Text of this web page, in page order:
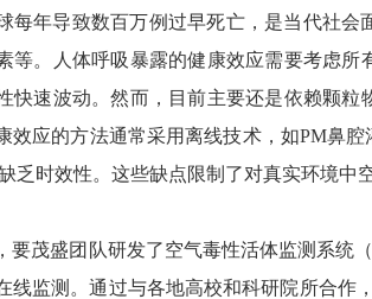
每年导致数百万例过早死亡，是当代社会
等。人体呼吸暴露的健康效应需要考虑所
快速波动。然而，目前主要还是依赖颗粒
效应的方法通常采用离线技术，如PM鼻腔
乏时效性。这些缺点限制了对真实环境中
要茂盛团队研发了空气毒性活体监测系统（
线监测。通过与各地高校和科研院所合作，